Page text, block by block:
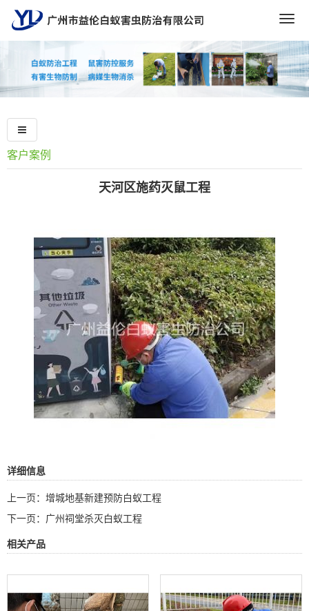
客户案例
天河区施药灭鼠工程
详细信息
上一页： 增城地基新建预防白蚁工程
下一页： 广州祠堂杀灭白蚁工程
相关产品